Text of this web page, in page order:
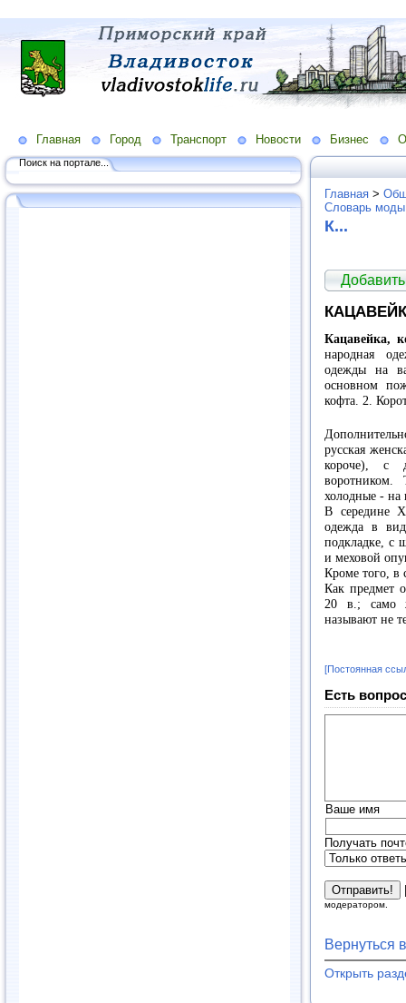
Главная Город Транспорт Новости Бизнес
Поиск на портале...
Главная >
Словарь
К...
Кацавейка,
народная
одежды на
основном
кофта. 2.
русская
короче), с
холодные - на
В середине
одежда в
подкладке, с
и меховой
Кроме того, в
Как предмет
20 в.; само
называют не
[Постоянная
Есть
Ваше имя
Получать
модератором.
Вернуться
Открыть